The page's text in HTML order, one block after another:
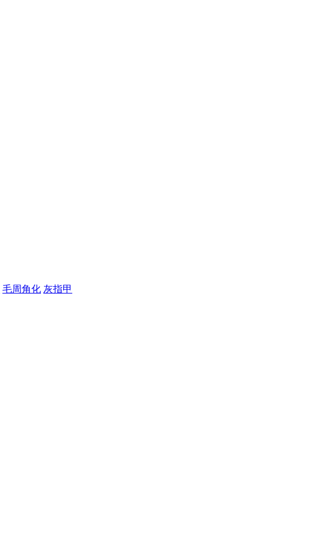
毛周角化 灰指甲